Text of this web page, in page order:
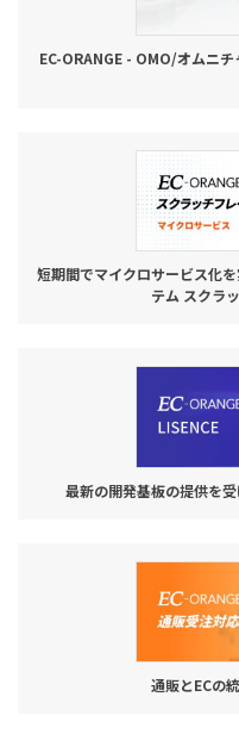
EC-ORANGE - OMO/オムニ
短期間でマイクロサービス化
テム スクラ
最新の開発基板の提供を
通販とECの